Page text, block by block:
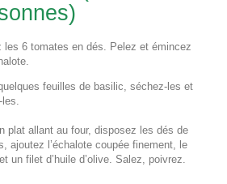
les 6 tomates en dés. Pelez et émincez
feuilles de basilic, séchez-les et
les.
plat allant au four, disposez les dés de
ajoutez l’échalote coupée finement, le
un filet d’huile d’olive. Salez, poivrez.